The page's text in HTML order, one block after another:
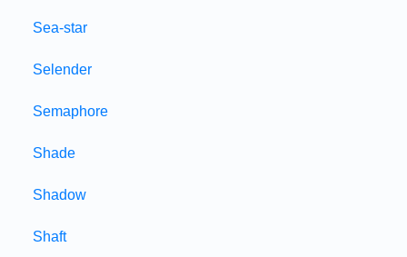
Sea-star
Selender
Semaphore
Shade
Shadow
Shaft